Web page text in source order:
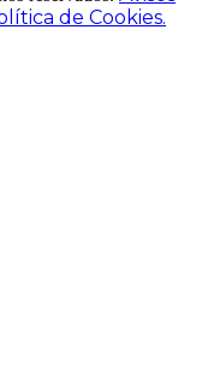
de Cookies.